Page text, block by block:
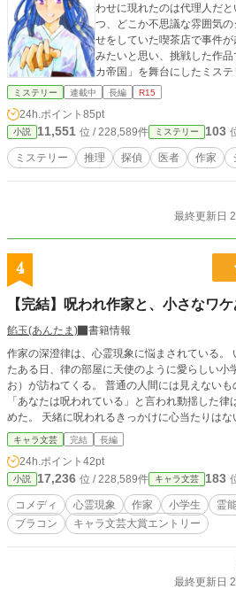
わせに現れたのは代理人だ
つ、どこか不思議な雰囲気のシャーロ
せをしていた喫茶店で事件が起こる。 ※ミステ
みたいと思い、挑戦した作
カ帝国」を舞台にしたミステ
ミステリー 連載中 長編 R15
24h.ポイント 85pt
小説 11,551 位 / 228,589件 ミステリー 103
ミステリー 推理 探偵 医者 作家
最終更新日
4
【完結】呪われ作家と、小さなワ
餡玉(あんたま)
書籍情報
作家の深澄律は、心霊現象に悩まされている。 いよいよ恐怖の限界を迎えてい
たある日、律の部屋に天使のように愛らしい小
お）が訪ねてくる。 普通の人間には見えないものが『視える』という天緒に
「あなたは呪われている」と言われ動揺した
めた。 天緒に呪われるきっかけに心当たりはないかと尋ねられ、「ない」と答
える律だったが、記憶の片隅に小さな違和感が引っかか
と訳あり美ショタ霊能力者のオカルトミステリー。 ◇第９回キャラ文芸大
て謎解き賞を受賞しました🏆応援ありがとうご
キャラ文芸 完結 長編
24h.ポイント 42pt
小説 17,236 位 / 228,589件 キャラ文芸 183
コメディ 心霊現象 作家 小学生 霊
ブラコン
キャラ文芸大賞エントリー
最終更新日